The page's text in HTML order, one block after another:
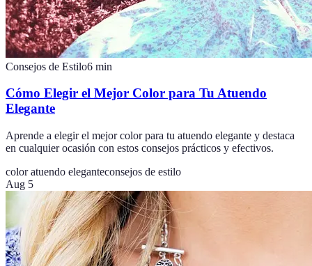
Consejos de Estilo6 min
Cómo Elegir el Mejor Color para Tu Atuendo
Elegante
Aprende a elegir el mejor color para tu atuendo elegante y destaca
en cualquier ocasión con estos consejos prácticos y efectivos.
color atuendo eleganteconsejos de estilo
Aug 5